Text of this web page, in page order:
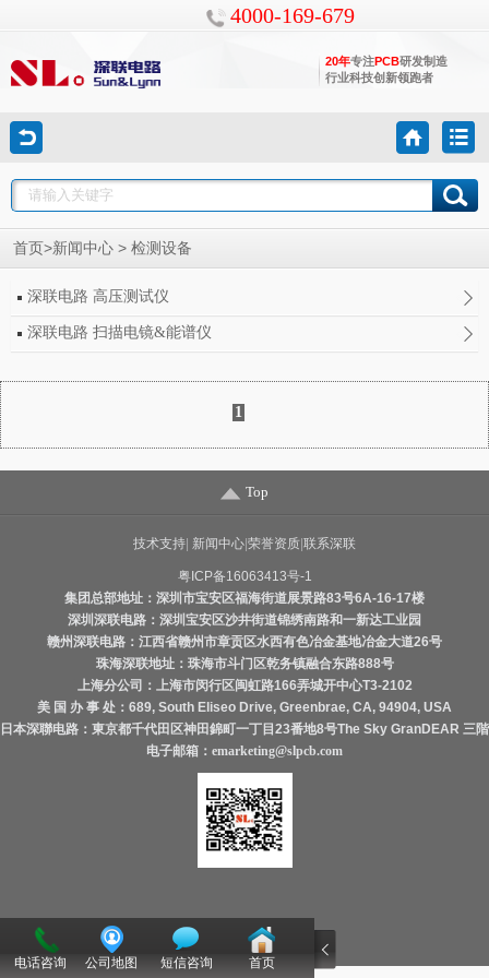
4000-169-679
20年专注PCB研发制造
行业科技创新领跑者
首页 >新闻中心 > 检测设备
深联电路 高压测试仪
深联电路 扫描电镜&能谱仪
1
Top
技术支持 新闻中心 荣誉资质 联系深联
粤ICP备16063413号-1
集团总部地址：深圳市宝安区福海街道展景路83号6A-16-17楼
深圳深联电路：深圳宝安区沙井街道锦绣南路和一新达工业园
赣州深联电路：江西省赣州市章贡区水西有色冶金基地冶金大道26号
珠海深联地址：珠海市斗门区乾务镇融合东路888号
上海分公司：上海市闵行区闽虹路166弄城开中心T3-2102
美 国 办 事 处：689, South Eliseo Drive, Greenbrae, CA, 94904, USA
日本深聯电路：東京都千代田区神田錦町一丁目23番地8号The Sky GranDEAR 三階
电子邮箱： emarketing@slpcb.com
电话咨询 公司地图 短信咨询 首页